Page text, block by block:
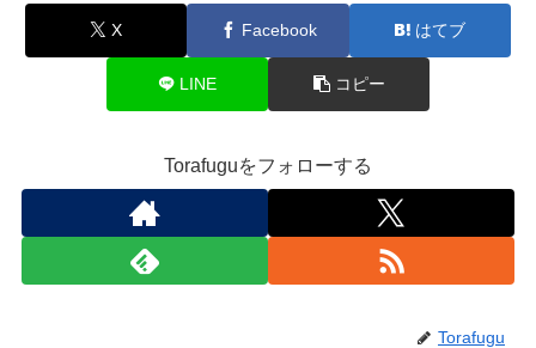
X Facebook はてブ
LINE コピー
Torafuguをフォローする
Torafugu